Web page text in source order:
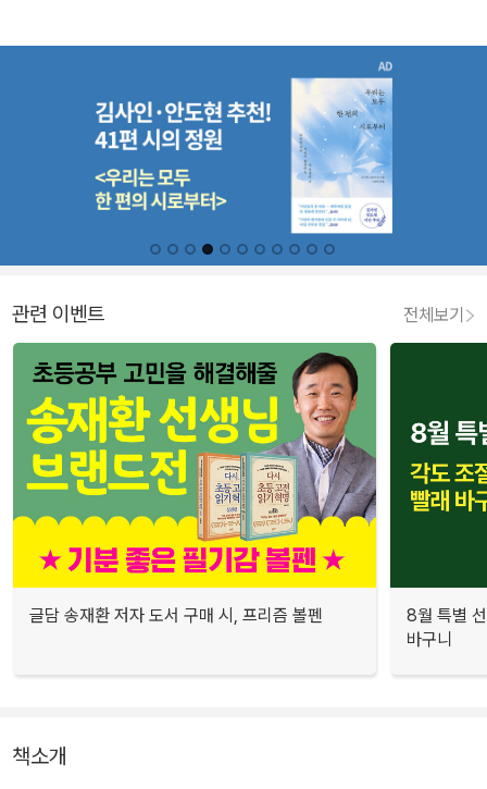
관련 이벤트 전체보기
글담 송재환 저자 도서 구매 시, 프리즘 볼펜
8월 특별
바구니
책소개